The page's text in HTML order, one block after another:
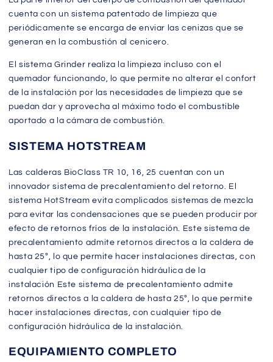
cuenta con un sistema patentado de limpieza que
periódicamente se encarga de enviar las cenizas que se
generan en la combustión al cenicero.
El sistema Grinder realiza la limpieza incluso con el
quemador funcionando, lo que permite no alterar el confort
de la instalación por las necesidades de limpieza que se
puedan dar y aprovecha al máximo todo el combustible
aportado a la cámara de combustión.
SISTEMA HOTSTREAM
Las calderas BioClass TR 10, 16, 25 cuentan con un
innovador sistema de precalentamiento del retorno. El
sistema HotStream evita complicados sistemas de mezcla
para evitar las condensaciones que se pueden producir por
efecto de retornos fríos de la instalación. Este sistema de
precalentamiento admite retornos directos a la caldera de
hasta 25º, lo que permite hacer instalaciones directas, con
cualquier tipo de configuración hidráulica de la
instalación Este sistema de precalentamiento admite
retornos directos a la caldera de hasta 25º, lo que permite
hacer instalaciones directas, con cualquier tipo de
configuración hidráulica de la instalación.
EQUIPAMIENTO COMPLETO